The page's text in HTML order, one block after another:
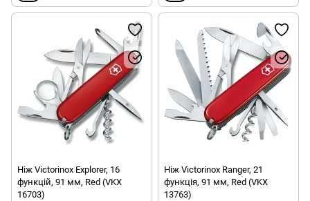
Ніж Victorinox Explorer, 16
функцій, 91 мм, Red (VKX
16703)
Ніж Victorinox Ranger, 21
функція, 91 мм, Red (VKX
13763)